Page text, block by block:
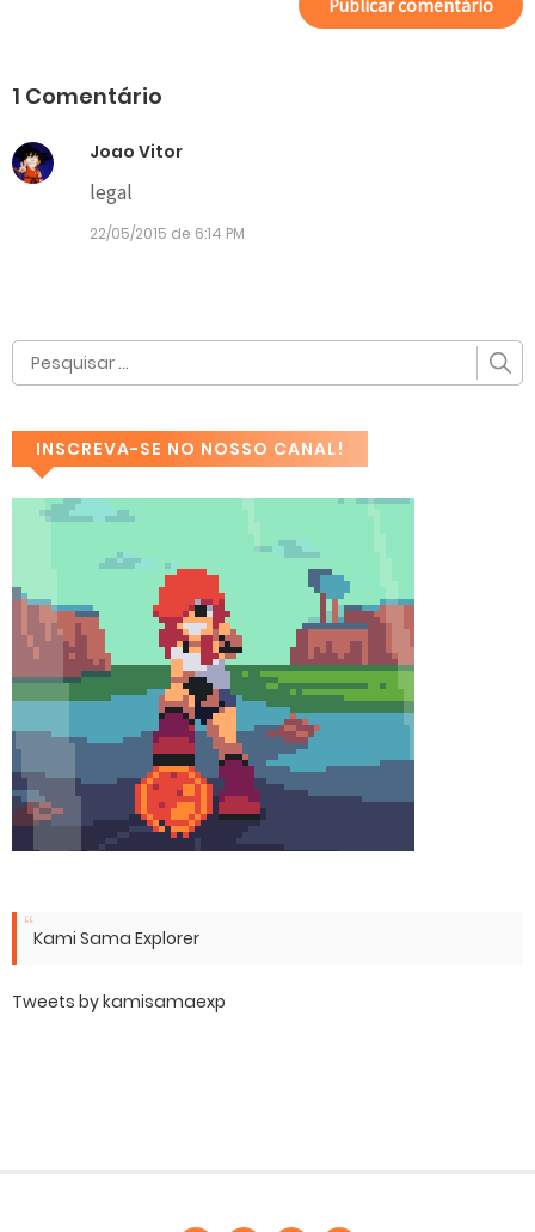
1 Comentário
Joao Vitor
legal
22/05/2015 de 6:14 PM
INSCREVA-SE NO NOSSO CANAL!
Kami Sama Explorer
Tweets by kamisamaexp